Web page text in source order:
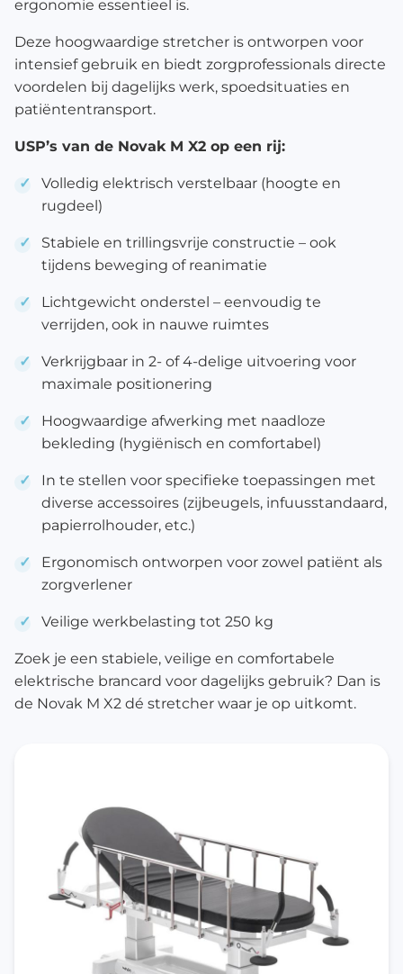
ergonomie essentieel is.
Deze hoogwaardige stretcher is ontworpen voor
intensief gebruik en biedt zorgprofessionals directe
voordelen bij dagelijks werk, spoedsituaties en
patiëntentransport.
USP’s van de Novak M X2 op een rij:
Volledig elektrisch verstelbaar (hoogte en
rugdeel)
Stabiele en trillingsvrije constructie – ook
tijdens beweging of reanimatie
Lichtgewicht onderstel – eenvoudig te
verrijden, ook in nauwe ruimtes
Verkrijgbaar in 2- of 4-delige uitvoering voor
maximale positionering
Hoogwaardige afwerking met naadloze
bekleding (hygiënisch en comfortabel)
In te stellen voor specifieke toepassingen met
diverse accessoires (zijbeugels, infuusstandaard,
papierrolhouder, etc.)
Ergonomisch ontworpen voor zowel patiënt als
zorgverlener
Veilige werkbelasting tot 250 kg
Zoek je een stabiele, veilige en comfortabele
elektrische brancard voor dagelijks gebruik? Dan is
de Novak M X2 dé stretcher waar je op uitkomt.